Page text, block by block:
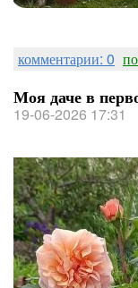
комментарии: 0
Моя даче в
19-06-2026 17:31